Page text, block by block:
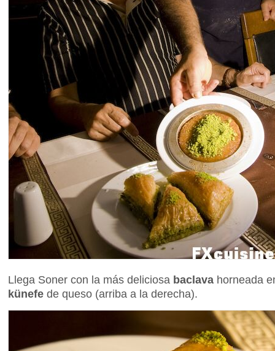
Llega Soner con la más deliciosa baclava horneada
künefe de queso (arriba a la derecha).